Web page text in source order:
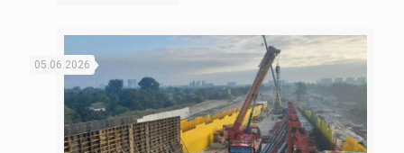
05.06.2026